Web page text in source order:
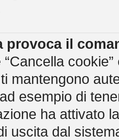
provoca il
mantengono
esempio di
ha attivato
uscita dal